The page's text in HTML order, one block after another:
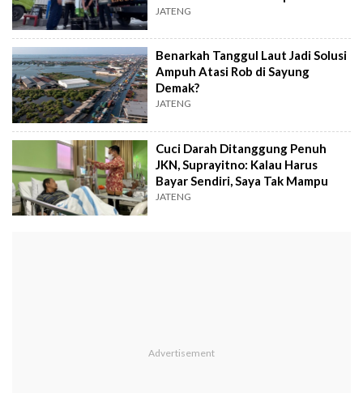
Pompa Air
JATENG
Benarkah Tanggul Laut Jadi Solusi
Ampuh Atasi Rob di Sayung
Demak?
JATENG
Cuci Darah Ditanggung Penuh
JKN, Suprayitno: Kalau Harus
Bayar Sendiri, Saya Tak Mampu
JATENG